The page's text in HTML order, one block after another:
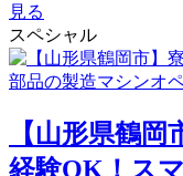
見る
スペシャル
【山形県鶴
経験OK！ス